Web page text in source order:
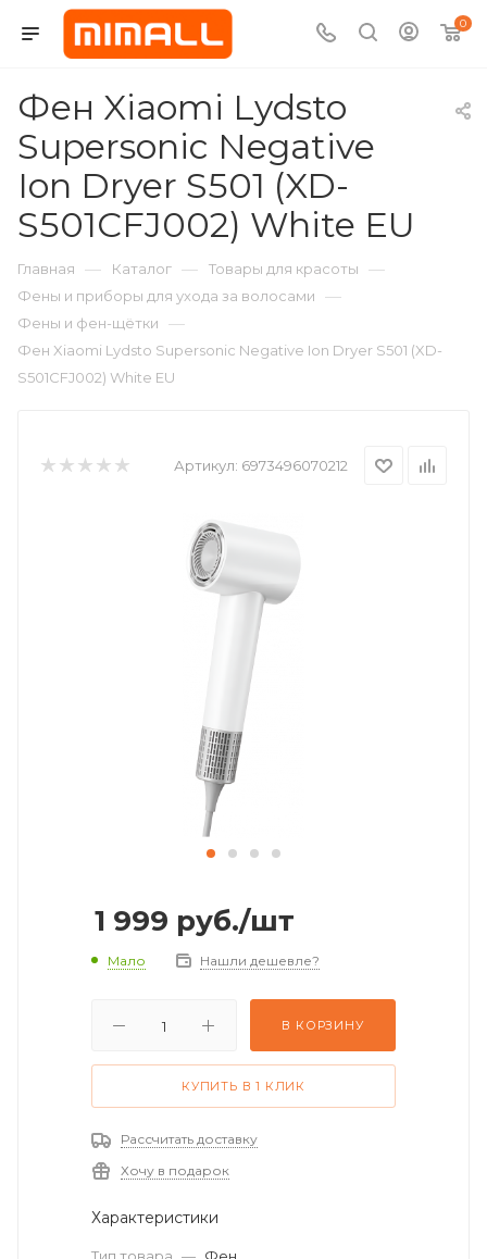
0
Фен Xiaomi Lydsto
Supersonic Negative
Ion Dryer S501 (XD-
S501CFJ002) White EU
Главная — Каталог — Товары для красоты —
Фены и приборы для ухода за волосами —
Фены и фен-щётки —
Фен Xiaomi Lydsto Supersonic Negative Ion Dryer S501 (XD-
S501CFJ002) White EU
Артикул: 6973496070212
1 999 руб./шт
Мало Нашли дешевле?
В КОРЗИНУ
КУПИТЬ В 1 КЛИК
Рассчитать доставку
Хочу в подарок
Характеристики